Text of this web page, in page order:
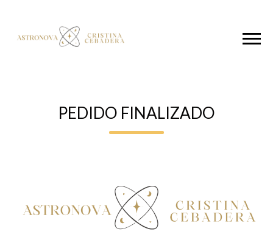
PEDIDO FINALIZADO